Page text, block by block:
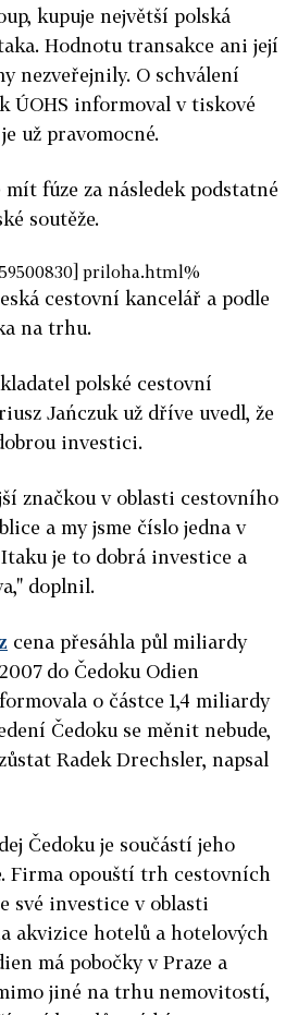
kupuje největší polská
Hodnotu transakce ani její
nezveřejnily. O schválení
ÚOHS informoval v tiskové
už pravomocné.
mít fúze za následek podstatné
soutěže.
priloha.html%
cestovní kancelář a podle
na trhu.
polské cestovní
Jańczuk už dříve uvedl, že
investici.
značkou v oblasti cestovního
a my jsme číslo jedna v
je to dobrá investice a
doplnil.
cena přesáhla půl miliardy
do Čedoku Odien
o částce 1,4 miliardy
Čedoku se měnit nebude,
Radek Drechsler, napsal
Čedoku je součástí jeho
Firma opouští trh cestovních
své investice v oblasti
akvizice hotelů a hotelových
má pobočky v Praze a
jiné na trhu nemovitostí,